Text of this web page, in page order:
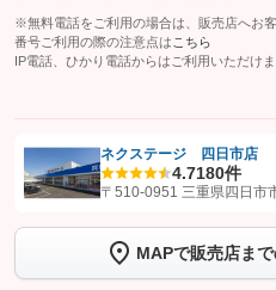
※無料電話をご利用の場合は、販売店へお
番号ご利用の際の注意点は こちら
IP電話、ひかり電話からはご利用いただけま
【STEP1】認証画面でグーネットを友
トーク画面で
ボタンをタ
完了してください。
ネクステージ 四日市店
4.7180件
〒510-0951 三重県四日市
MAPで販売店ま